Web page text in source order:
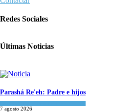
Redes Sociales
Últimas Noticias
Parashá Re'eh: Padre e hijos
7 agosto 2026